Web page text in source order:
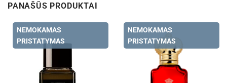
PANAŠŪS PRODUKTAI
NEMOKAMAS
PRISTATYMAS
NEMOKAMAS
PRISTATYMAS